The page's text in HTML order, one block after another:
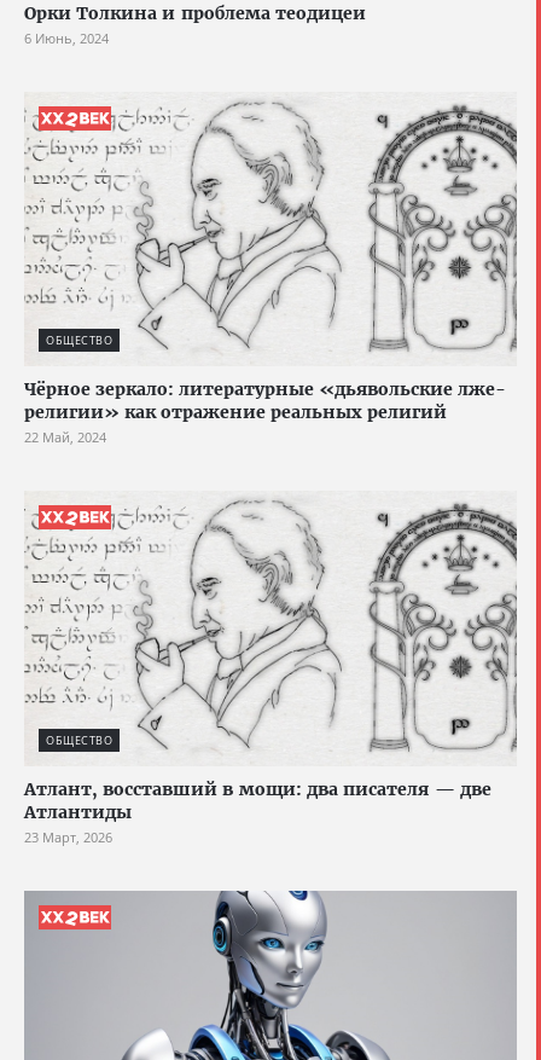
Орки Толкина и проблема теодицеи
6 Июнь, 2024
ОБЩЕСТВО
Чёрное зеркало: литературные «дьявольские лже-
религии» как отражение реальных религий
22 Май, 2024
ОБЩЕСТВО
Атлант, восставший в мощи: два писателя — две
Атлантиды
23 Март, 2026